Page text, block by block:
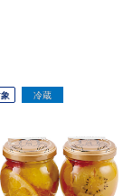
冷蔵